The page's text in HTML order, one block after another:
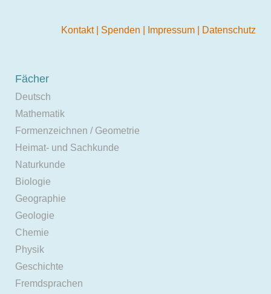
Kontakt Spenden Impressum Datenschutz
Fächer
Deutsch
Mathematik
Formenzeichnen / Geometrie
Heimat- und Sachkunde
Naturkunde
Biologie
Geographie
Geologie
Chemie
Physik
Geschichte
Fremdsprachen